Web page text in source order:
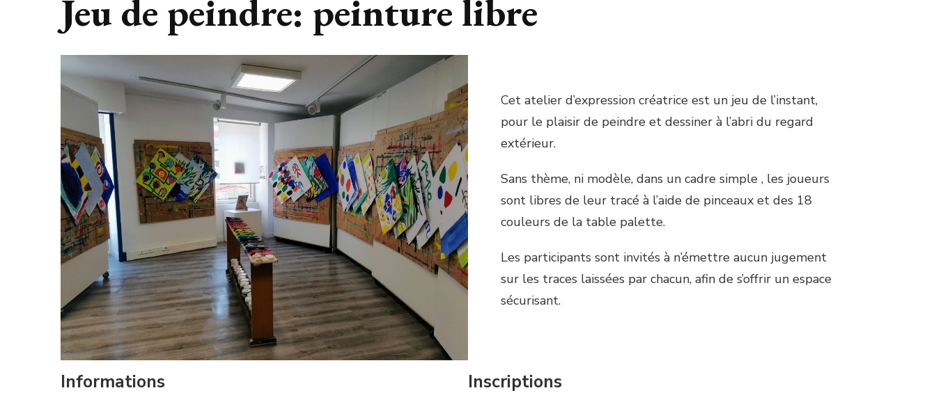
Jeu de peindre: peinture libre
Cet atelier d’expression créatrice est un jeu de l’instant,
pour le plaisir de peindre et dessiner à l’abri du regard
extérieur.
Sans thème, ni modèle, dans un cadre simple , les joueurs
sont libres de leur tracé à l’aide de pinceaux et des 18
couleurs de la table palette.
Les participants sont invités à n’émettre aucun jugement
sur les traces laissées par chacun, afin de s’offrir un espace
sécurisant.
Informations Inscriptions